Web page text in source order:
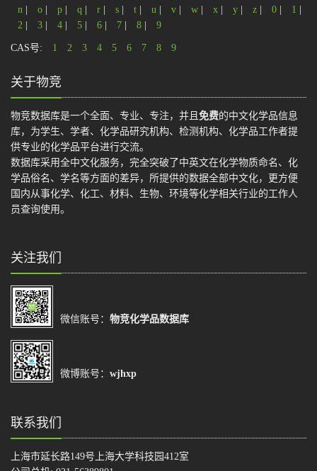
n
o p q r s t u v w x y z 0 1
2
3 4 5 6 7 8 9
CAS号: 1 2 3 4 5 6 7 8 9
关于物竞
物竞数据库是一个全面、专业、专注，并且 免费的中文化学品信息
库，为学生、学者、化学品研究机构、检测机构、化学品工作者提
供专业的化学品平台进行交流。
数据库采用全中文化服务，完全突破了中英文在化学物质命名、化
学品俗名、学名等方面的差异，所提供的数据全部中文化，更方便
国内从事化学、化工、材料、生物、环境等化学相关行业的工作人
员查询使用。
关注我们
微信账号： 物竞化学品数据库
微博账号： wjhxp
联系我们
上海市延长路149号上海大学科技园412室